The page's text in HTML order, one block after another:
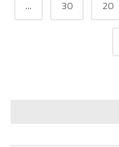
20
30
...